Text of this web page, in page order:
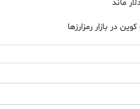
در بازار رمزارزها